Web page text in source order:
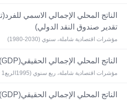
الناتج المحلي الإجمالي الاسمي
تقدير صندوق النقد الدولي)
مؤشرات اقتصادية شاملة، سنوي (2030-1980)
الناتج المحلي الإجمالي الحقيقي(GDP)
مؤشرات اقتصادية شاملة، ربع سنوي (1995الربع1 ~ 2026الربع1)
الناتج المحلي الإجمالي الحقيقي(GDP)(ربع مقابل ربع)